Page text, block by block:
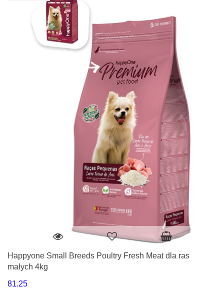
Happyone Small Breeds Poultry Fresh Meat dla ras
małych 4kg
81.25